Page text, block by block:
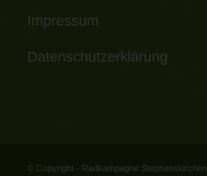
Impressum
Datenschutzerklärung
© Copyright - Radkampagne Stephanskirchen